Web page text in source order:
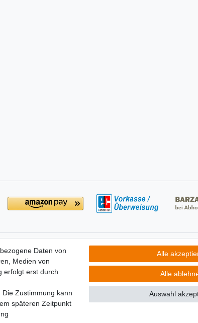
Social Media
Daten von
Medien von
erfolgt erst durch
Zustimmung kann
späteren Zeitpunkt
Alle
Alle
Auswahl